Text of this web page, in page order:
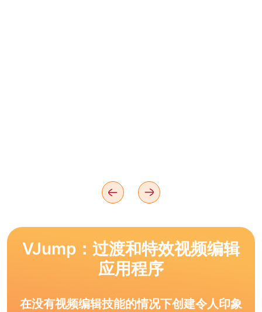
VJump：过渡和特效视频编辑
应用程序
在没有视频编辑技能的情况下创建令人印象